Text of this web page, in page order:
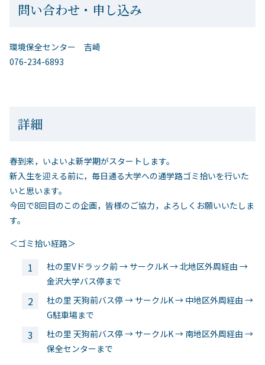
問い合わせ・申し込み
環境保全センター 吉崎
076-234-6893
詳細
春到来，いよいよ新学期がスタートします。
新入生を迎える前に，毎日通る大学への通学路ゴミ拾いを行いた
いと思います。
今回で8回目のこの企画，皆様のご協力，よろしくお願いいたしま
す。
＜ゴミ拾い経路＞
杜の里Vドラック前 → サークルK → 北地区外周経由 →
金沢大学バス停まで
杜の里 天狗前バス停 → サークルK → 中地区外周経由 →
G駐車場まで
杜の里 天狗前バス停 → サークルK → 南地区外周経由 →
保全センターまで